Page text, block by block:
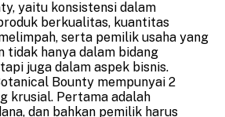
yaitu konsistensi dalam
berkualitas, kuantitas
serta pemilik usaha yang
tidak hanya dalam bidang
juga dalam aspek bisnis.
Bounty mempunyai 2
krusial. Pertama adalah
dan bahkan pemilik harus